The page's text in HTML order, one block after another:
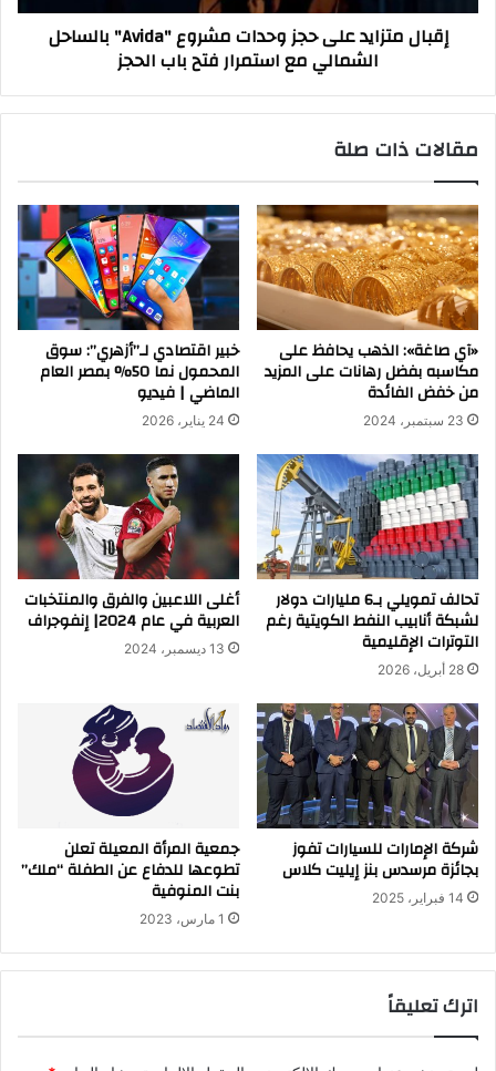
الشمالي
إقبال متزايد على حجز وحدات مشروع "Avida" بالساحل
الشمالي مع استمرار فتح باب الحجز
مقالات ذات صلة
«آي صاغة»: الذهب يحافظ على
مكاسبه بفضل رهانات على المزيد
من خفض الفائدة
23 سبتمبر، 2024
خبير اقتصادي لـ”أزهري”: سوق
المحمول نما 50% بمصر العام
الماضي | فيديو
24 يناير، 2026
تحالف تمويلي بـ6 مليارات دولار
لشبكة أنابيب النفط الكويتية رغم
التوترات الإقليمية
28 أبريل، 2026
أغلى اللاعبين والفرق والمنتخبات
العربية في عام 2024| إنفوجراف
13 ديسمبر، 2024
شركة الإمارات للسيارات تفوز
بجائزة مرسدس بنز إيليت كلاس
14 فبراير، 2025
جمعية المرأة المعيلة تعلن
تطوعها للدفاع عن الطفلة “ملك”
بنت المنوفية
1 مارس، 2023
اترك تعليقاً